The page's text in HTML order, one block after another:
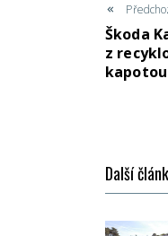
Škoda
z
kapotou
Další